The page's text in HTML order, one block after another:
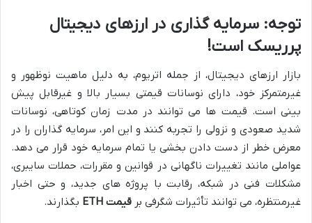
توجه: سرمایه گذاری در ارزهای دیجیتال
پرریسک است!
بازار ارزهای دیجیتال، از جمله اتریوم، به دلیل ماهیت نوظهور و
غیرمتمرکز خود، دارای نوسانات قیمتی بسیار بالا و غیرقابل پیش
بینی است. قیمت ها می توانند در مدت زمان کوتاهی، نوسانات
شدید صعودی و نزولی را تجربه کنند و این امر، سرمایه گذاران را در
معرض خطر از دست دادن بخشی یا تمام سرمایه خود قرار می دهد.
عواملی مانند تغییرات ناگهانی در قوانین و مقررات، حملات سایبری،
مشکلات فنی در شبکه، رقابت با پروژه های جدید، و حتی اخبار
غیرمنتظره، می توانند تأثیرات شگرفی بر قیمت ETH بگذارند.